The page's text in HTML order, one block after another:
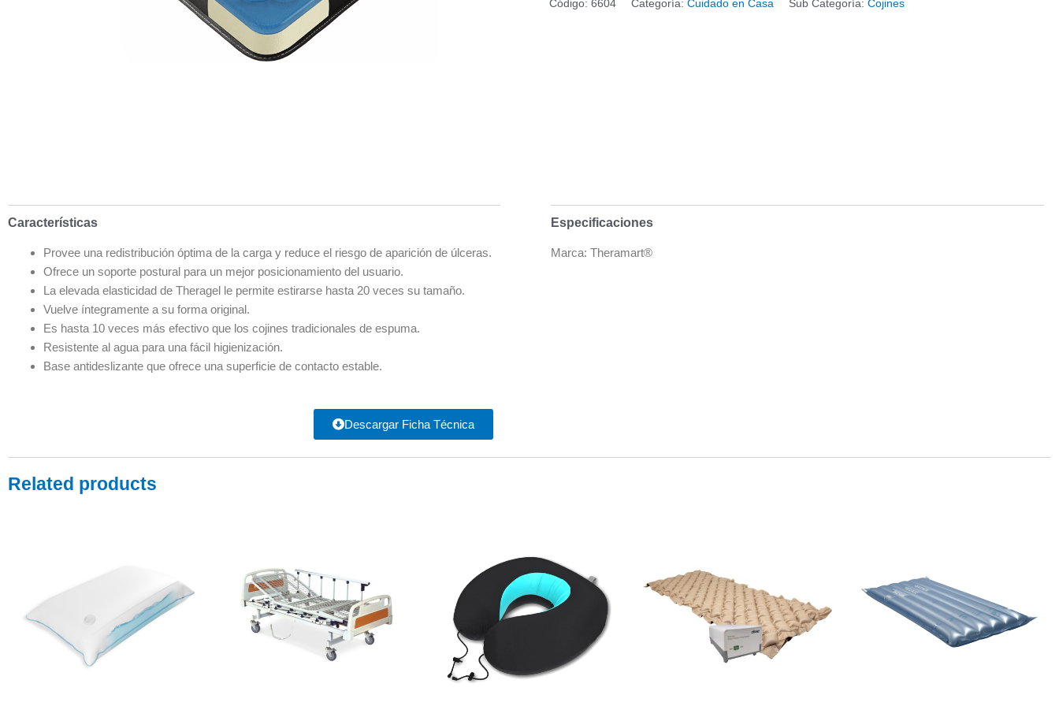
Código: 6604 Categoría: Cuidado en Casa Sub Categoría: Cojines
Características
Provee una redistribución óptima de la carga y reduce el riesgo de aparición de úlceras.
Ofrece un soporte postural para un mejor posicionamiento del usuario.
La elevada elasticidad de Theragel le permite estirarse hasta 20 veces su tamaño.
Vuelve íntegramente a su forma original.
Es hasta 10 veces más efectivo que los cojines tradicionales de espuma.
Resistente al agua para una fácil higienización.
Base antideslizante que ofrece una superficie de contacto estable.
Especificaciones
Marca: Theramart®
Descargar Ficha Técnica
Related products